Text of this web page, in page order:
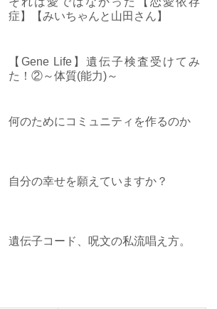
症】【みいちゃんと山田さん】
【Gene Life】遺伝子検査受けてみ
た！②～体質(能力)～
何のためにコミュニティを作るのか
自分の幸せを願えていますか？
遺伝子コード、呪文の私流唱え方。